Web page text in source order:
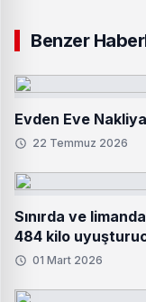
Benzer
Evden Eve
22 Temmuz 2026
Sınırda ve
484 kilo
01 Mart 2026